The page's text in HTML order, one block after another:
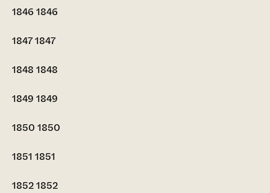
1846 1846
18471847
1848 1848
1849 1849
1850 1850
1851 1851
18521852